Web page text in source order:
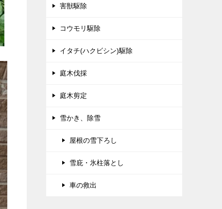
害獣駆除
コウモリ駆除
イタチ(ハクビシン)駆除
庭木伐採
庭木剪定
雪かき、除雪
屋根の雪下ろし
雪庇・氷柱落とし
車の救出